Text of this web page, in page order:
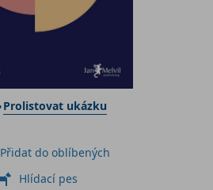
Prolistovat ukázku
Přidat do oblíbených
Hlídací pes